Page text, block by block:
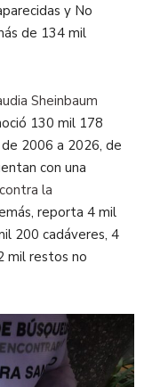
y No
de 134 mil
Sheinbaum
130 mil 178
2006 a 2026, de
con una
la
reporta 4 mil
200 cadáveres, 4
mil restos no